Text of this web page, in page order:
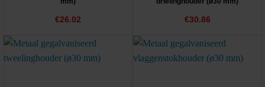
€26.02 €30.86